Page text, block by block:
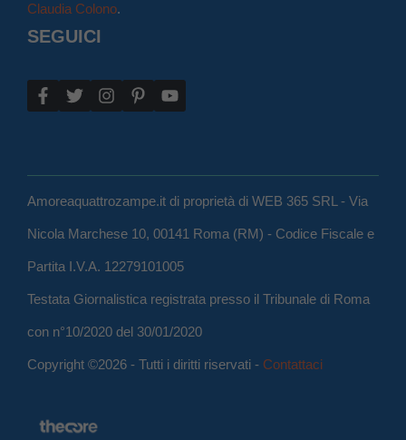
Claudia Colono.
SEGUICI
Amoreaquattrozampe.it di proprietà di WEB 365 SRL - Via
Nicola Marchese 10, 00141 Roma (RM) - Codice Fiscale e
Partita I.V.A. 12279101005
Testata Giornalistica registrata presso il Tribunale di Roma
con n°10/2020 del 30/01/2020
Copyright ©2026 - Tutti i diritti riservati - Contattaci